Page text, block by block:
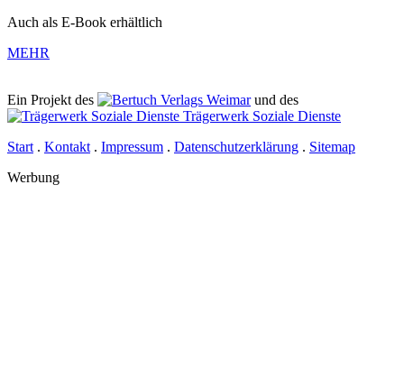
Auch als E-Book erhältlich
MEHR
Ein Projekt des Verlags Weimarund des
Trägerwerk Soziale Dienste
Start . Kontakt . Impressum . Datenschutz­erklärung . Sitemap
Werbung